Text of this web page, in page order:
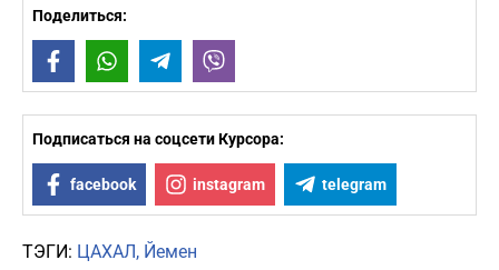
Поделиться:
FacebookWhatsAppTelegram
Подписаться на соцсети Курсора:
facebook instagram telegram
ТЭГИ: ЦАХАЛ Йемен